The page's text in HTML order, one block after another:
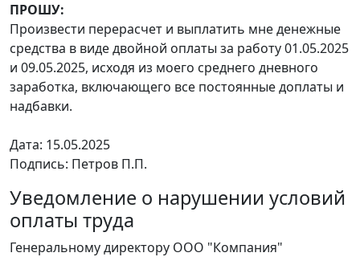
ПРОШУ:
Произвести перерасчет и выплатить мне денежные
средства в виде двойной оплаты за работу 01.05.2025
и 09.05.2025, исходя из моего среднего дневного
заработка, включающего все постоянные доплаты и
надбавки.
Дата: 15.05.2025
Подпись: Петров П.П.
Уведомление о нарушении условий
оплаты труда
Генеральному директору ООО "Компания"